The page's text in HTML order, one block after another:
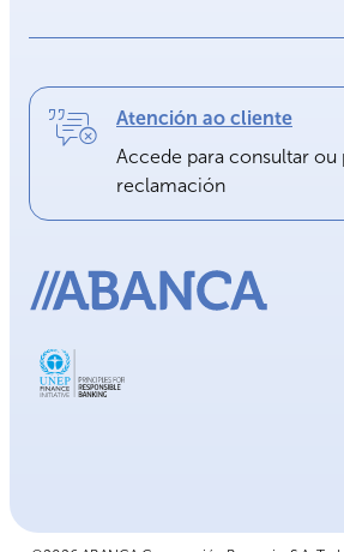
Atención ao cliente
Accede para consultar ou
reclamación